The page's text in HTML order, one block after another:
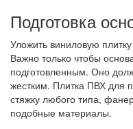
Подготовка
Уложить виниловую
Важно только чтобы
подготовленным. Оно
жестким. Плитка ПВХ для
стяжку любого типа,
подобные материалы.